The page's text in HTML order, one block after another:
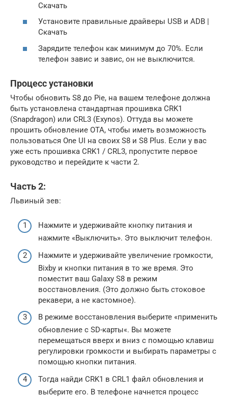
Скачать
Установите правильные драйверы USB и ADB |
Скачать
Зарядите телефон как минимум до 70%. Если
телефон завис и завис, он не выключится.
Процесс установки
Чтобы обновить S8 до Pie, на вашем телефоне должна
быть установлена ​​стандартная прошивка CRK1
(Snapdragon) или CRL3 (Exynos). Оттуда вы можете
прошить обновление OTA, чтобы иметь возможность
пользоваться One UI на своих S8 и S8 Plus. Если у вас
уже есть прошивка CRK1 / CRL3, пропустите первое
руководство и перейдите к части 2.
Часть 2:
Львиный зев:
Нажмите и удерживайте кнопку питания и
нажмите «Выключить». Это выключит телефон.
Нажмите и удерживайте увеличение громкости,
Bixby и кнопки питания в то же время. Это
поместит ваш Galaxy S8 в режим
восстановления. (Это должно быть стоковое
рекавери, а не кастомное).
В режиме восстановления выберите «применить
обновление с SD-карты«. Вы можете
перемещаться вверх и вниз с помощью клавиш
регулировки громкости и выбирать параметры с
помощью кнопки питания.
Тогда найди CRK1 в CRL1 файл обновления и
выберите его. В телефоне начнется процесс